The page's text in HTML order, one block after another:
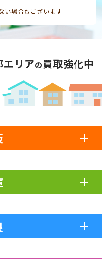
い場合もございます
リアの買取強化中